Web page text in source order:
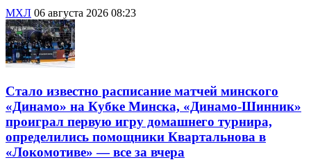
МХЛ 06 августа 2026 08:23
Стало известно расписание матчей минского
«Динамо» на Кубке Минска, «Динамо-Шинник»
проиграл первую игру домашнего турнира,
определились помощники Квартальнова в
«Локомотиве» — все за вчера